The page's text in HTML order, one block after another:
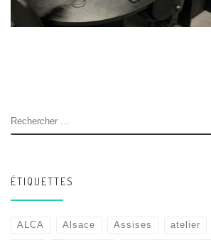
RECHERCHER
ÉTIQUETTES
ALCA Alsace Assises atelier